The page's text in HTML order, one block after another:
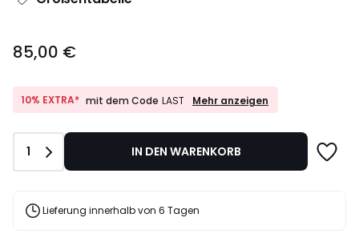
€.
85,00 €
10% EXTRA* mit dem Code LAST
10%
Code
LAST
Mehr anzeigen
Anzahl
1 IN DEN WARENKORB
Lieferung innerhalb von 6 Tagen